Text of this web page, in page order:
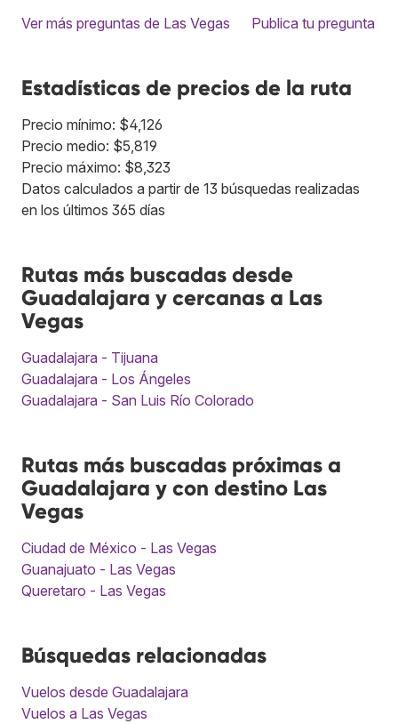
Ver más preguntas de Las Vegas Publica tu pregunta
Estadísticas de precios de la ruta
Precio mínimo: $4,126
Precio medio: $5,819
Precio máximo: $8,323
Datos calculados a partir de 13 búsquedas realizadas
en los últimos 365 días
Rutas más buscadas desde
Guadalajara y cercanas a Las
Vegas
Guadalajara - Tijuana
Guadalajara - Los Ángeles
Guadalajara - San Luis Río Colorado
Rutas más buscadas próximas a
Guadalajara y con destino Las
Vegas
Ciudad de México - Las Vegas
Guanajuato - Las Vegas
Queretaro - Las Vegas
Búsquedas relacionadas
Vuelos desde Guadalajara
Vuelos a Las Vegas